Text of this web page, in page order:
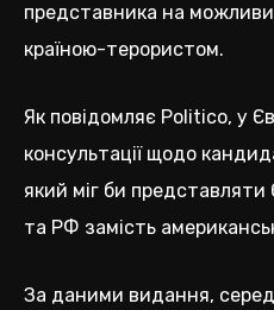
представника на
країною-терористом.
Як повідомляє Politico, у
консультації щодо
який міг би представляти
та РФ замість
За даними видання,